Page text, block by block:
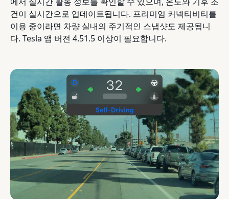
건이 실시간으로 업데이트됩니다. 프리미엄 커넥티비티를
이용 중이라면 차량 실내의 주기적인 스냅샷도 제공됩니
다. Tesla 앱 버전 4.51.5 이상이 필요합니다.